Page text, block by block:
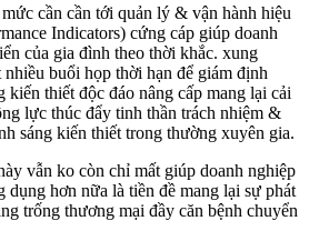
cần cần tới quản lý & vận hành hiệu
Indicators) cứng cáp giúp doanh
của gia đình theo thời khắc. xung
buổi họp thời hạn để giám định
kiến thiết độc đáo nâng cấp mang lại cải
lực thúc đẩy tinh thần trách nhiệm &
sáng kiến thiết trong thường xuyên gia.
vẫn ko còn chỉ mất giúp doanh nghiệp
dụng hơn nữa là tiền đề mang lại sự phát
trống thương mại đầy căn bệnh chuyển